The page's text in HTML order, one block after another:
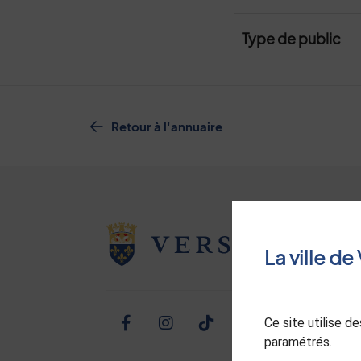
Type de public
Retour à l'annuaire
Facebook
Instagram
TikTokTwitter
La ville
Ce site utilise
paramétrés.